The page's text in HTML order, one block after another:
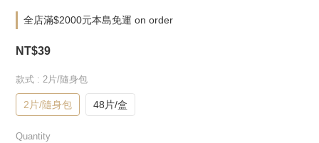
全店滿$2000元本島免運 on order
NT$39
款式 : 2片/隨身包
2片/隨身包 48片/盒
Quantity